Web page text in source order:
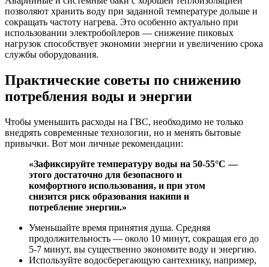
позволяют хранить воду при заданной температуре дольше и
сокращать частоту нагрева. Это особенно актуально при
использовании электробойлеров — снижение пиковых
нагрузок способствует экономии энергии и увеличению срока
службы оборудования.
Практические советы по снижению
потребления воды и энергии
Чтобы уменьшить расходы на ГВС, необходимо не только
внедрять современные технологии, но и менять бытовые
привычки. Вот мои личные рекомендации:
«Зафиксируйте температуру воды на 50-55°C —
этого достаточно для безопасного и
комфортного использования, и при этом
снизится риск образования накипи и
потребление энергии.»
Уменьшайте время принятия душа. Средняя
продолжительность — около 10 минут, сокращая его до
5-7 минут, вы существенно экономите воду и энергию.
Используйте водосберегающую сантехнику, например,